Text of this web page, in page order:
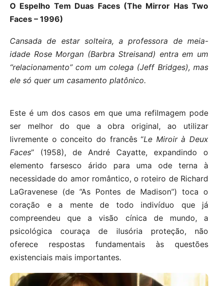
O Espelho Tem Duas Faces (The Mirror Has Two
Faces – 1996)
Cansada de estar solteira, a professora de meia-
idade Rose Morgan (Barbra Streisand) entra em um
“relacionamento” com um colega (Jeff Bridges), mas
ele só quer um casamento platônico.
Este é um dos casos em que uma refilmagem pode
ser melhor do que a obra original, ao utilizar
livremente o conceito do francês “Le Miroir à Deux
Faces” (1958), de André Cayatte, expandindo o
elemento farsesco árido para uma ode terna à
necessidade do amor romântico, o roteiro de Richard
LaGravenese (de “As Pontes de Madison”) toca o
coração e a mente de todo indivíduo que já
compreendeu que a visão cínica de mundo, a
psicológica couraça de ilusória proteção, não
oferece respostas fundamentais às questões
existenciais mais importantes.